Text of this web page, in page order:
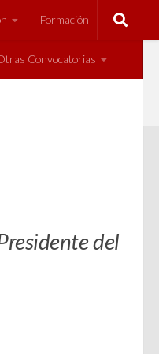
Formación
Convocatorias
del